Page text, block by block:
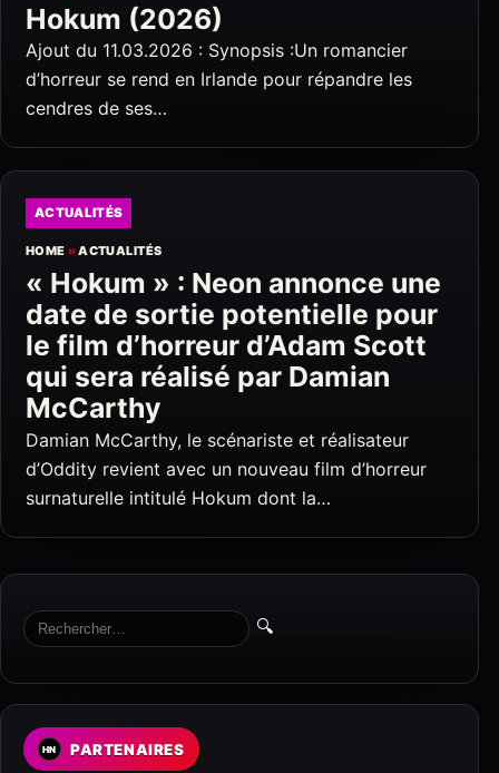
Hokum (2026)
Ajout du 11.03.2026 : Synopsis :Un romancier
d’horreur se rend en Irlande pour répandre les
cendres de ses…
ACTUALITÉS
HOME »ACTUALITÉS
« Hokum » : Neon annonce une
date de sortie potentielle pour
le film d’horreur d’Adam Scott
qui sera réalisé par Damian
McCarthy
Damian McCarthy, le scénariste et réalisateur
d’Oddity revient avec un nouveau film d’horreur
surnaturelle intitulé Hokum dont la…
🔍
PARTENAIRES